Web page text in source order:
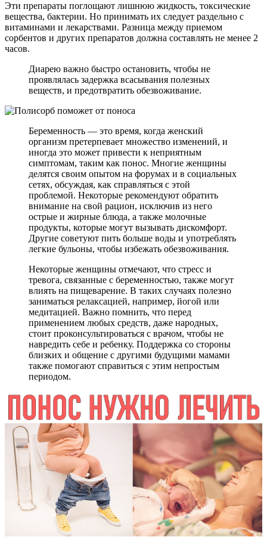
Эти препараты поглощают лишнюю жидкость, токсические
вещества, бактерии. Но принимать их следует раздельно с
витаминами и лекарствами. Разница между приемом
сорбентов и других препаратов должна составлять не менее 2
часов.
Диарею важно быстро остановить, чтобы не
проявлялась задержка всасывания полезных
веществ, и предотвратить обезвоживание.
Беременность — это время, когда женский
организм претерпевает множество изменений, и
иногда это может привести к неприятным
симптомам, таким как понос. Многие женщины
делятся своим опытом на форумах и в социальных
сетях, обсуждая, как справляться с этой
проблемой. Некоторые рекомендуют обратить
внимание на свой рацион, исключив из него
острые и жирные блюда, а также молочные
продукты, которые могут вызывать дискомфорт.
Другие советуют пить больше воды и употреблять
легкие бульоны, чтобы избежать обезвоживания.
Некоторые женщины отмечают, что стресс и
тревога, связанные с беременностью, также могут
влиять на пищеварение. В таких случаях полезно
заниматься релаксацией, например, йогой или
медитацией. Важно помнить, что перед
применением любых средств, даже народных,
стоит проконсультироваться с врачом, чтобы не
навредить себе и ребенку. Поддержка со стороны
близких и общение с другими будущими мамами
также помогают справиться с этим непростым
периодом.